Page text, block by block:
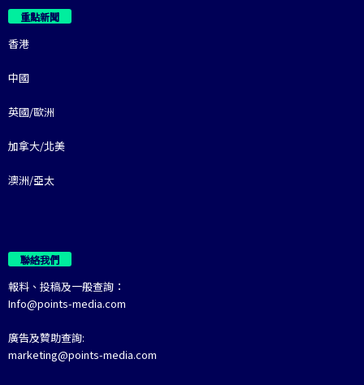
重點新聞
香港
中國
英國/歐洲
加拿大/北美
澳洲/亞太
聯絡我們
報料、投稿及一般查詢：
Info@points-media.com
廣告及贊助查詢:
marketing@points-media.com